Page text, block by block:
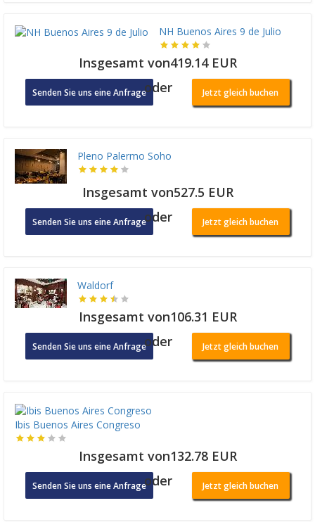
NH Buenos Aires 9 de Julio
Insgesamt von419.14 EUR
Senden Sie uns eine Anfrageoder Jetzt gleich buchen
Pleno Palermo Soho
Insgesamt von527.5 EUR
Senden Sie uns eine Anfrageoder Jetzt gleich buchen
Waldorf
Insgesamt von106.31 EUR
Senden Sie uns eine Anfrageoder Jetzt gleich buchen
Ibis Buenos Aires Congreso
Insgesamt von132.78 EUR
Senden Sie uns eine Anfrageoder Jetzt gleich buchen